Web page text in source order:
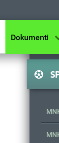
Dokumenti